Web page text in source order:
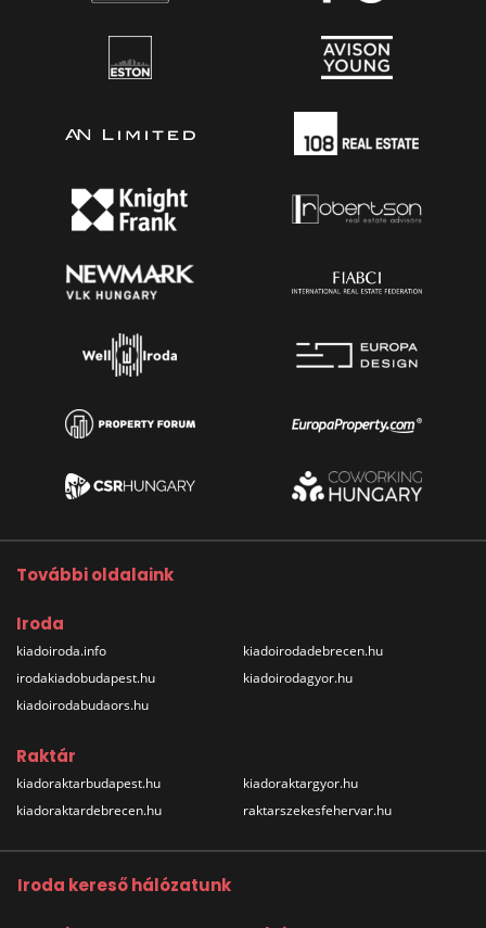
További oldalaink
Iroda
kiadoiroda.info
irodakiadobudapest.hu
kiadoirodabudaors.hu
kiadoirodadebrecen.hu
kiadoirodagyor.hu
Raktár
kiadoraktarbudapest.hu
kiadoraktardebrecen.hu
kiadoraktargyor.hu
raktarszekesfehervar.hu
Iroda kereső hálózatunk